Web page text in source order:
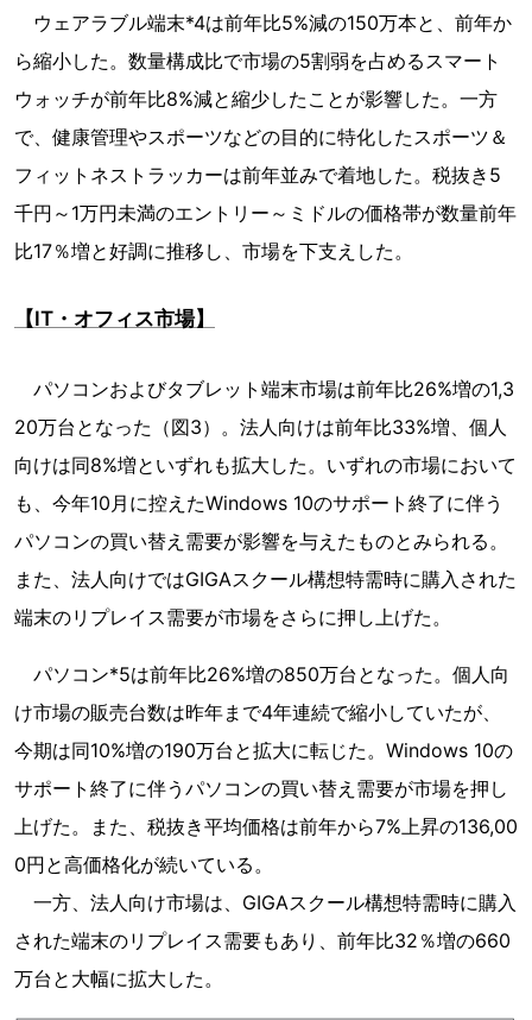
ウェアラブル端末*4は前年比5%減の150万本と、前年か
ら縮小した。数量構成比で市場の5割弱を占めるスマート
ウォッチが前年比8%減と縮少したことが影響した。一方
で、健康管理やスポーツなどの目的に特化したスポーツ＆
フィットネストラッカーは前年並みで着地した。税抜き5
千円～1万円未満のエントリー～ミドルの価格帯が数量前年
比17％増と好調に推移し、市場を下支えした。
【IT・オフィス市場】
パソコンおよびタブレット端末市場は前年比26%増の1,3
20万台となった（図3）。法人向けは前年比33%増、個人
向けは同8%増といずれも拡大した。いずれの市場において
も、今年10月に控えたWindows 10のサポート終了に伴う
パソコンの買い替え需要が影響を与えたものとみられる。
また、法人向けではGIGAスクール構想特需時に購入された
端末のリプレイス需要が市場をさらに押し上げた。
パソコン*5は前年比26%増の850万台となった。個人向
け市場の販売台数は昨年まで4年連続で縮小していたが、
今期は同10%増の190万台と拡大に転じた。Windows 10の
サポート終了に伴うパソコンの買い替え需要が市場を押し
上げた。また、税抜き平均価格は前年から7%上昇の136,00
0円と高価格化が続いている。
一方、法人向け市場は、GIGAスクール構想特需時に購入
された端末のリプレイス需要もあり、前年比32％増の660
万台と大幅に拡大した。